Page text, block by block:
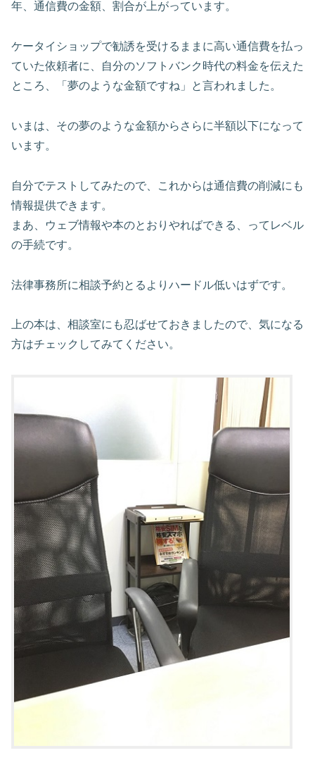
年、通信費の金額、割合が上がっています。
ケータイショップで勧誘を受けるままに高い通信費を払っ
ていた依頼者に、自分のソフトバンク時代の料金を伝えた
ところ、「夢のような金額ですね」と言われました。
いまは、その夢のような金額からさらに半額以下になって
います。
自分でテストしてみたので、これからは通信費の削減にも
情報提供できます。
まあ、ウェブ情報や本のとおりやればできる、ってレベル
の手続です。
法律事務所に相談予約とるよりハードル低いはずです。
上の本は、相談室にも忍ばせておきましたので、気になる
方はチェックしてみてください。